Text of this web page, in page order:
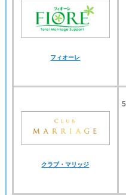
フィオーレ
クラブ・マリッジ